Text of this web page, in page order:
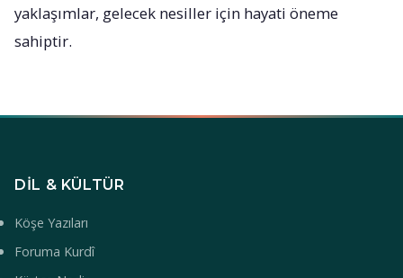
yaklaşımlar, gelecek nesiller için hayati öneme
sahiptir.
DIL & KÜLTÜR
Köşe Yazıları
Foruma Kurdî